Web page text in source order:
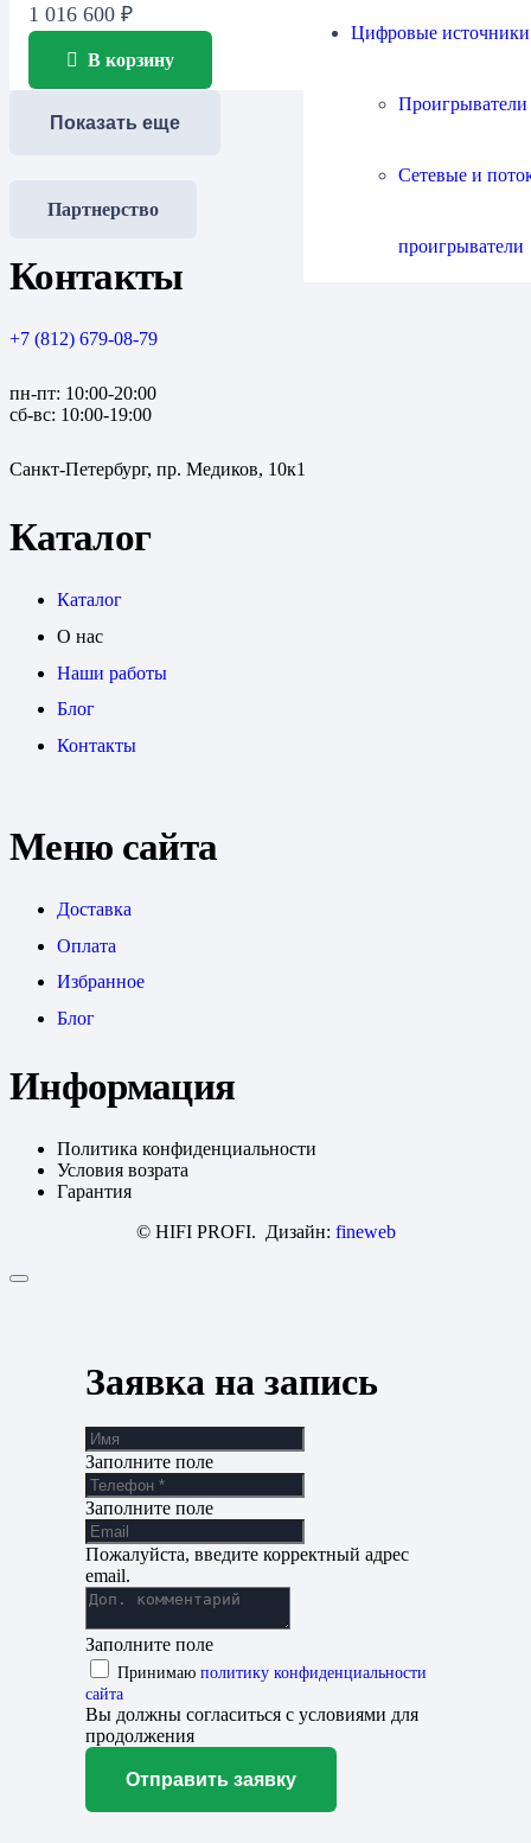
Цифровые источники
Сетевые и
проигрыватели
1 016 600 ₽
В корзину
Показать еще
Партнерство
Контакты
+7 (812) 679-08-79
пн-пт: 10:00-20:00
сб-вс: 10:00-19:00
Санкт-Петербург, пр. Медиков, 10к1
Каталог
Каталог
О нас
Наши работы
Блог
Контакты
Меню сайта
Доставка
Оплата
Избранное
Блог
Информация
Политика конфиденциальности
Условия возрата
Гарантия
© HIFI PROFI. Дизайн: fineweb
Заявка на запись
Заполните поле
Заполните поле
Пожалуйста, введите корректный адрес
email.
Заполните поле
Принимаю политику конфиденциальности
сайта
Вы должны согласиться с условиями для
продолжения
Отправить заявку